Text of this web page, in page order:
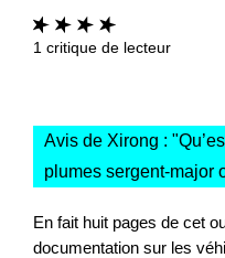
1 critique de lecteur
Avis de Xirong : "
plumes sergent-major
En fait huit pages de cet
documentation sur les